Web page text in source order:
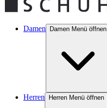
Damen Damen Menü öffnen
Herren Herren Menü öffnen